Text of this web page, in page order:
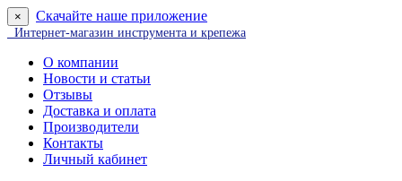
× Скачайте наше приложение
Интернет-магазин инструмента и крепежа
О компании
Новости и статьи
Отзывы
Доставка и оплата
Производители
Контакты
Личный кабинет